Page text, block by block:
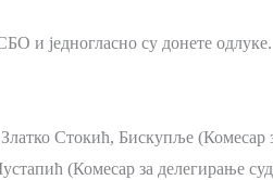
и једногласно су донете одлуке.
Стокић, Бискупље (Комесар
(Комесар за делегирање